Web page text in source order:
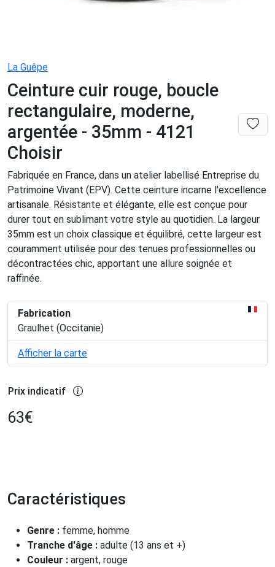
La Guêpe
Ceinture cuir rouge, boucle
rectangulaire, moderne,
argentée - 35mm - 4121
Choisir
Fabriquée en France, dans un atelier labellisé Entreprise du
Patrimoine Vivant (EPV). Cette ceinture incarne l'excellence
artisanale. Résistante et élégante, elle est conçue pour
durer tout en sublimant votre style au quotidien. La largeur
35mm est un choix classique et équilibré, cette largeur est
couramment utilisée pour des tenues professionnelles ou
décontractées chic, apportant une allure soignée et
raffinée.
Fabrication
Graulhet (Occitanie)
Afficher la carte
Prix indicatif
63€
Caractéristiques
Genre : femme, homme
Tranche d'âge : adulte (13 ans et +)
Couleur : argent, rouge